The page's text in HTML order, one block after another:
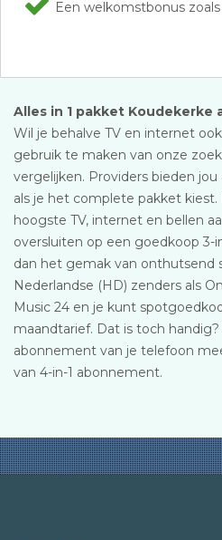
Een welkomstbonus
Alles in 1 pakket Koudekerke
Wil je behalve TV en internet
gebruik te maken van onze
vergelijken. Providers bieden
als je het complete pakket kiest.
hoogste TV, internet en bellen
oversluiten op een goedkoop 3-
dan het gemak van onthutsend
Nederlandse (HD) zenders als
Music 24 en je kunt
maandtarief. Dat is toch
abonnement van je telefoon
van 4-in-1 abonnement.